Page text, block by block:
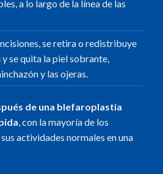
a lo largo de la línea de las
se retira o redistribuye
y se quita la piel sobrante,
y las ojeras.
de una blefaroplastia
, con la mayoría de los
actividades normales en una